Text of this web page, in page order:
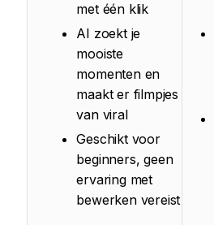
met één klik
AI zoekt je
mooiste
momenten en
maakt er filmpjes
van viral
Geschikt voor
beginners, geen
ervaring met
bewerken vereist